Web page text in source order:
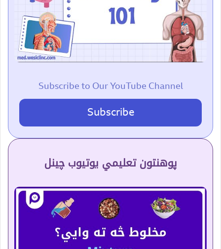
Subscribe to Our YouTube Channel
Subscribe
پوهنتون تعلیمي یوتیوب چینل